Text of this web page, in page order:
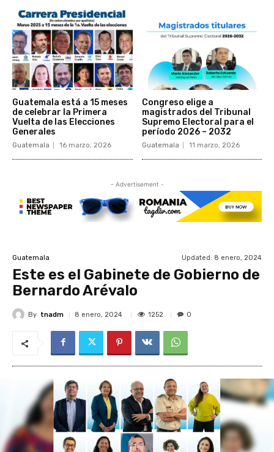
Guatemala está a 15 meses
de celebrar la Primera
Vuelta de las Elecciones
Generales
Guatemala 16 marzo, 2026
Congreso elige a
magistrados del Tribunal
Supremo Electoral para el
período 2026 – 2032
Guatemala 11 marzo, 2026
- Advertisement -